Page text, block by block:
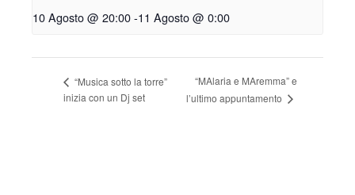
10 Agosto @ 20:00-11 Agosto @ 0:00
“Musica sotto la torre”
inizia con un Dj set
“MAlaria e MAremma” e
l’ultimo appuntamento